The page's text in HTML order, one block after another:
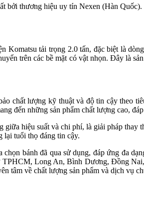
thương hiệu uy tín Nexen (Hàn
tải trọng 2.0 tấn, đặc biệt là
trên các bề mặt có vật nhọn. Đây là
chất lượng kỹ thuật và độ tin cậy theo
đến những sản phẩm chất lượng cao,
hiệu suất và chi phí, là giải pháp thay
lại tuổi thọ đáng tin cậy.
bánh đã qua sử dụng, đáp ứng đa
TPHCM, Long An, Bình Dương, Đồng
tâm về chất lượng sản phẩm và dịch vụ